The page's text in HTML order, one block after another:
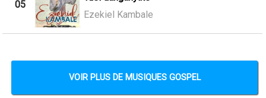
05
Ezekiel Kambale
VOIR PLUS DE MUSIQUES GOSPEL